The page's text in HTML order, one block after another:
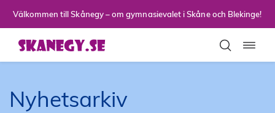
Välkommen till Skånegy – om gymnasievalet i Skåne och Blekinge!
Nyhetsarkiv